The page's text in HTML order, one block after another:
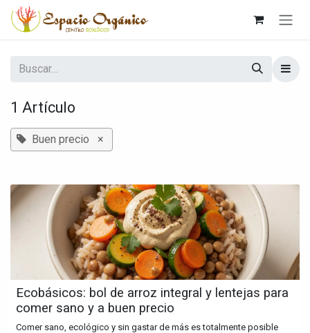
Ir al contenido
1 Artículo
Buen precio ×
Ecobásicos: bol de arroz integral y lentejas para
comer sano y a buen precio
Comer sano, ecológico y sin gastar de más es totalmente posible